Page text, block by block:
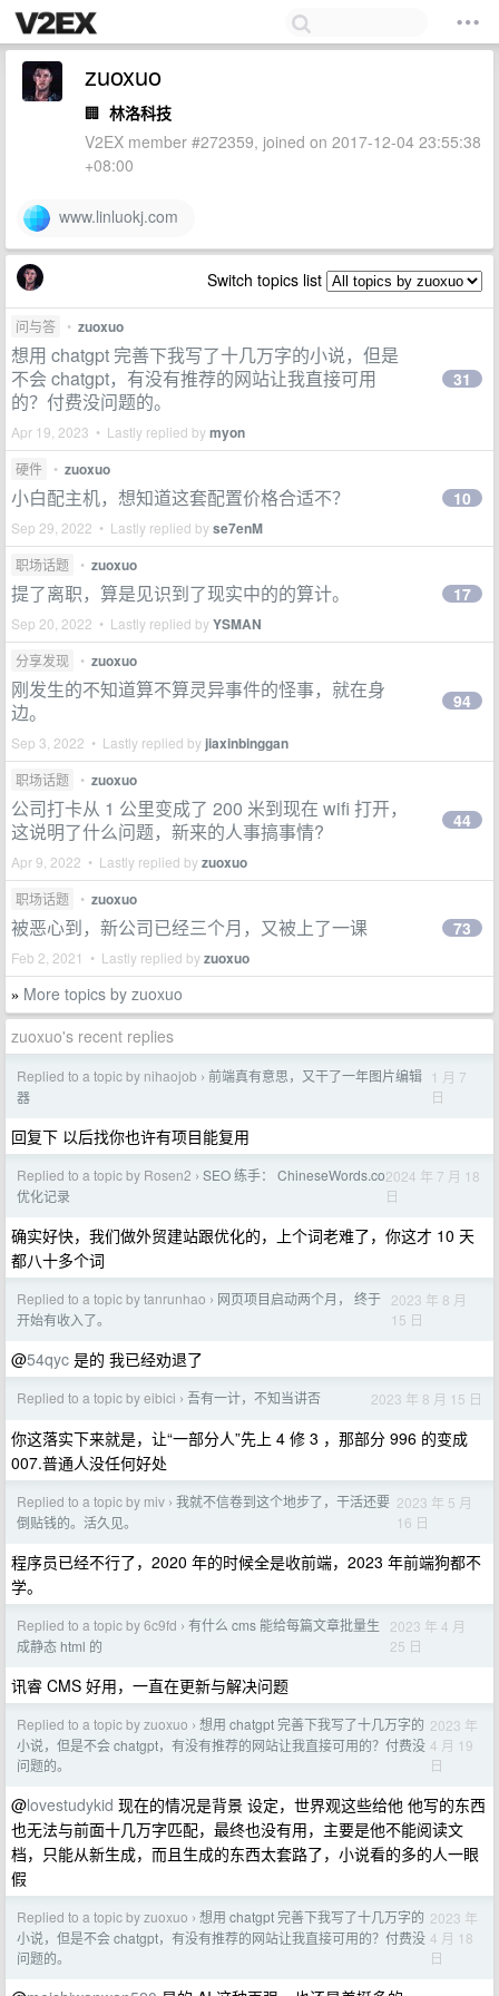
zuoxuo
🏢 林洛科技
V2EX member #272359, joined on 2017-12-04 23:55:38
+08:00
www.linluokj.com
Switch topics list
问与答 • zuoxuo
想用 chatgpt 完善下我写了十几万字的小说，但是
不会 chatgpt，有没有推荐的网站让我直接可用
的？付费没问题的。
Apr 19, 2023 • Lastly replied bymyon
31
硬件 • zuoxuo
小白配主机，想知道这套配置价格合适不？
Sep 29, 2022 • Lastly replied byse7enM
10
职场话题 • zuoxuo
提了离职，算是见识到了现实中的的算计。
Sep 20, 2022 • Lastly replied byYSMAN
17
分享发现 • zuoxuo
刚发生的不知道算不算灵异事件的怪事，就在身
边。
Sep 3, 2022 • Lastly replied by jiaxinbinggan
94
职场话题 • zuoxuo
公司打卡从 1 公里变成了 200 米到现在 wifi 打开，
这说明了什么问题，新来的人事搞事情?
Apr 9, 2022 • Lastly replied byzuoxuo
44
职场话题 • zuoxuo
被恶心到，新公司已经三个月，又被上了一课
Feb 2, 2021 • Lastly replied byzuoxuo
73
» More topics by zuoxuo
zuoxuo's recent replies
Replied to a topic by nihaojob › 前端真有意思，又干了一年图片编辑
器
1 月 7
日
回复下 以后找你也许有项目能复用
Replied to a topic by Rosen2 › SEO 练手： ChineseWords.co
优化记录
2024 年 7 月 18
日
确实好快，我们做外贸建站跟优化的，上个词老难了，你这才 10 天
都八十多个词
Replied to a topic by tanrunhao › 网页项目启动两个月， 终于
开始有收入了。
2023 年 8 月
15 日
@54qyc 是的 我已经劝退了
Replied to a topic by eibici › 吾有一计，不知当讲否 2023 年 8 月 15 日
你这落实下来就是，让“一部分人”先上 4 修 3 ，那部分 996 的变成
007.普通人没任何好处
Replied to a topic by miv › 我就不信卷到这个地步了，干活还要
倒贴钱的。活久见。
2023 年 5 月
16 日
程序员已经不行了，2020 年的时候全是收前端，2023 年前端狗都不
学。
Replied to a topic by 6c9fd › 有什么 cms 能给每篇文章批量生
成静态 html 的
2023 年 4 月
25 日
讯睿 CMS 好用，一直在更新与解决问题
Replied to a topic by zuoxuo › 想用 chatgpt 完善下我写了十几万字的
小说，但是不会 chatgpt，有没有推荐的网站让我直接可用的？付费没
问题的。
2023 年
4 月 19
日
@lovestudykid 现在的情况是背景 设定，世界观这些给他 他写的东西
也无法与前面十几万字匹配，最终也没有用，主要是他不能阅读文
档，只能从新生成，而且生成的东西太套路了，小说看的多的人一眼
假
Replied to a topic by zuoxuo › 想用 chatgpt 完善下我写了十几万字的
小说，但是不会 chatgpt，有没有推荐的网站让我直接可用的？付费没
问题的。
2023 年
4 月 18
日